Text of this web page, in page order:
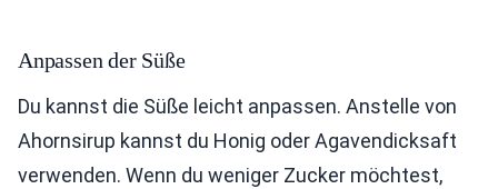
Anpassen der Süße
Du kannst die Süße leicht anpassen. Anstelle von
Ahornsirup kannst du Honig oder Agavendicksaft
verwenden. Wenn du weniger Zucker möchtest,